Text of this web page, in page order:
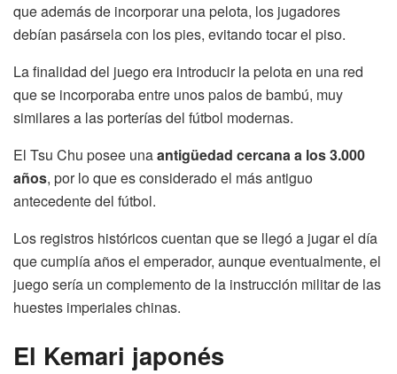
que además de incorporar una pelota, los jugadores
debían pasársela con los pies, evitando tocar el piso.
La finalidad del juego era introducir la pelota en una red
que se incorporaba entre unos palos de bambú, muy
similares a las porterías del fútbol modernas.
El Tsu Chu posee unaantigüedad cercana a los 3.000
años, por lo que es considerado el más antiguo
antecedente del fútbol.
Los registros históricos cuentan que se llegó a jugar el día
que cumplía años el emperador, aunque eventualmente, el
juego sería un complemento de la instrucción militar de las
huestes imperiales chinas.
El Kemari japonés